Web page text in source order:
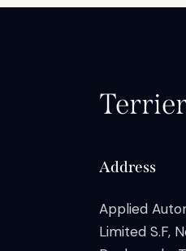
Address
Applied
Limited S.F,